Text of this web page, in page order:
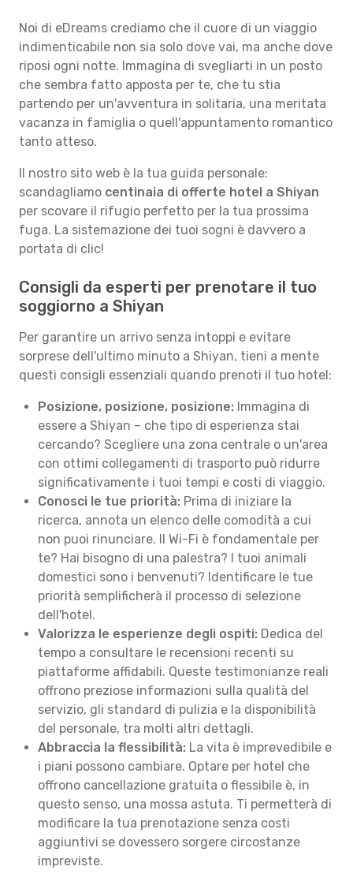
Noi di eDreams crediamo che il cuore di un viaggio
indimenticabile non sia solo dove vai, ma anche dove
riposi ogni notte. Immagina di svegliarti in un posto
che sembra fatto apposta per te, che tu stia
partendo per un'avventura in solitaria, una meritata
vacanza in famiglia o quell'appuntamento romantico
tanto atteso.
Il nostro sito web è la tua guida personale:
scandagliamo centinaia di offerte hotel a Shiyan
per scovare il rifugio perfetto per la tua prossima
fuga. La sistemazione dei tuoi sogni è davvero a
portata di clic!
Consigli da esperti per prenotare il tuo
soggiorno a Shiyan
Per garantire un arrivo senza intoppi e evitare
sorprese dell'ultimo minuto a Shiyan, tieni a mente
questi consigli essenziali quando prenoti il tuo hotel:
Posizione, posizione, posizione: Immagina di
essere a Shiyan – che tipo di esperienza stai
cercando? Scegliere una zona centrale o un'area
con ottimi collegamenti di trasporto può ridurre
significativamente i tuoi tempi e costi di viaggio.
Conosci le tue priorità: Prima di iniziare la
ricerca, annota un elenco delle comodità a cui
non puoi rinunciare. Il Wi-Fi è fondamentale per
te? Hai bisogno di una palestra? I tuoi animali
domestici sono i benvenuti? Identificare le tue
priorità semplificherà il processo di selezione
dell'hotel.
Valorizza le esperienze degli ospiti: Dedica del
tempo a consultare le recensioni recenti su
piattaforme affidabili. Queste testimonianze reali
offrono preziose informazioni sulla qualità del
servizio, gli standard di pulizia e la disponibilità
del personale, tra molti altri dettagli.
Abbraccia la flessibilità: La vita è imprevedibile e
i piani possono cambiare. Optare per hotel che
offrono cancellazione gratuita o flessibile è, in
questo senso, una mossa astuta. Ti permetterà di
modificare la tua prenotazione senza costi
aggiuntivi se dovessero sorgere circostanze
impreviste.